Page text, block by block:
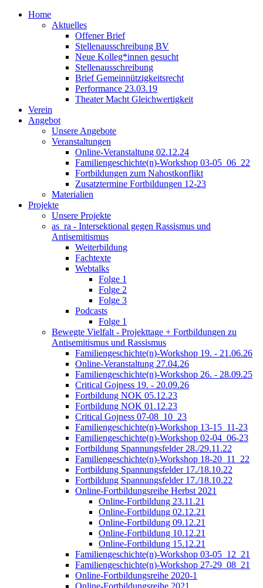
Home
Aktuelles
Offener Brief
Stellenausschreibung BV
Neue Kolleg*innen gesucht
Stellenausschreibung
Brief Gemeinnützigkeitsrecht
Performance 23.03.19
Theater Macht Gleichwertigkeit
Verein
Angebot
Unsere Angebote
Veranstaltungen
Online-Veranstaltung 02.12.24
Familiengeschichte(n)-Workshop 03-05_06_22
Fortbildungen zum Nahostkonflikt
Zusatztermine Fortbildungen 12-23
Materialien
Projekte
Unsere Projekte
as_ra - Intersektional gegen Rassismus und
Antisemitismus
Weiterbildung
Fachtexte
Webtalks
Folge 1
Folge 2
Folge 3
Podcasts
Folge 1
Bewegte Vielfalt - Projekttage + Fortbildungen zu
Antisemitismus und Rassismus
Familiengeschichte(n)-Workshop 19. - 21.06.26
Online-Veranstaltung 27.04.26
Familiengeschichte(n)-Workshop 26. - 28.09.25
Critical Gojness 19. - 20.09.26
Fortbildung NOK 05.12.23
Fortbildung NOK 01.12.23
Critical Gojness 07-08_10_23
Familiengeschichte(n)-Workshop 13-15_11-23
Familiengeschichte(n)-Workshop 02-04_06-23
Fortbildung Spannungsfelder 28./29.11.22
Familiengeschichte(n)-Workshop 18-20_11_22
Fortbildung Spannungsfelder 17./18.10.22
Fortbildung Spannungsfelder 17./18.10.22
Online-Fortbildungsreihe Herbst 2021
Online-Fortbildung 23.11.21
Online-Fortbildung 02.12.21
Online-Fortbildung 09.12.21
Online-Fortbildung 10.12.21
Online-Fortbildung 15.12.21
Familiengeschichte(n)-Workshop 03-05_12_21
Familiengeschichte(n)-Workshop 27-29_08_21
Online-Fortbildungsreihe 2020-1
Online-Fortbildungsreihe 2021